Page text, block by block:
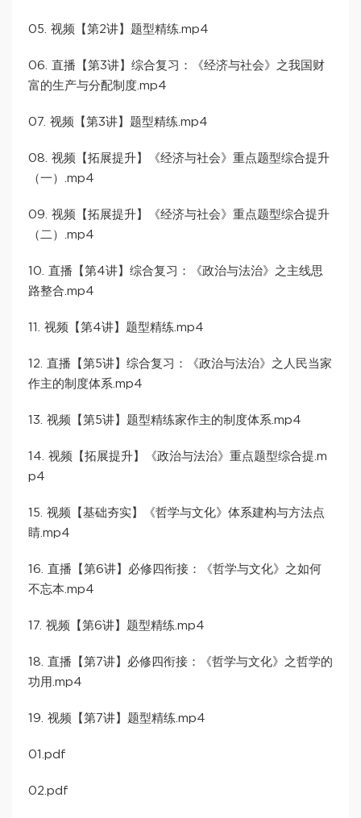
05. 视频【第2讲】题型精练.mp4
06. 直播【第3讲】综合复习：《经济与社会》之我国财
富的生产与分配制度.mp4
07. 视频【第3讲】题型精练.mp4
08. 视频【拓展提升】《经济与社会》重点题型综合提升
（一）.mp4
09. 视频【拓展提升】《经济与社会》重点题型综合提升
（二）.mp4
10. 直播【第4讲】综合复习：《政治与法治》之主线思
路整合.mp4
11. 视频【第4讲】题型精练.mp4
12. 直播【第5讲】综合复习：《政治与法治》之人民当家
作主的制度体系.mp4
13. 视频【第5讲】题型精练家作主的制度体系.mp4
14. 视频【拓展提升】《政治与法治》重点题型综合提.m
p4
15. 视频【基础夯实】《哲学与文化》体系建构与方法点
睛.mp4
16. 直播【第6讲】必修四衔接：《哲学与文化》之如何
不忘本.mp4
17. 视频【第6讲】题型精练.mp4
18. 直播【第7讲】必修四衔接：《哲学与文化》之哲学的
功用.mp4
19. 视频【第7讲】题型精练.mp4
01.pdf
02.pdf